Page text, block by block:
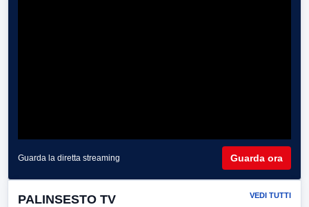
Guarda la diretta streaming Guarda ora
PALINSESTO TV VEDI TUTTI